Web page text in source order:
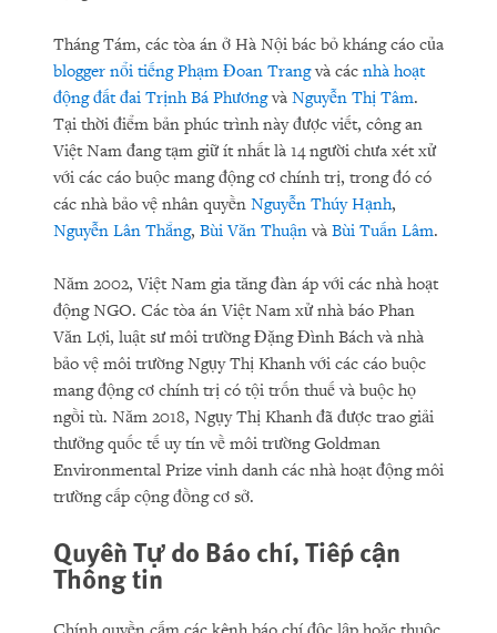
Tháng Tám, các tòa án ở Hà Nội bác bỏ kháng cáo của
blogger nổi tiếng Phạm Đoan Trangvà các nhà hoạt
động đất đai Trịnh Bá Phươngvà Nguyễn Thị Tâm.
Tại thời điểm bản phúc trình này được viết, công an
Việt Nam đang tạm giữ ít nhất là 14 người chưa xét xử
với các cáo buộc mang động cơ chính trị, trong đó có
các nhà bảo vệ nhân quyền Nguyễn Thúy Hạnh,
Nguyễn Lân Thắng, Bùi Văn Thuậnvà Bùi Tuấn Lâm.
Năm 2002, Việt Nam gia tăng đàn áp với các nhà hoạt
động NGO. Các tòa án Việt Nam xử nhà báo Phan
Văn Lợi, luật sư môi trường Đặng Đình Bách và nhà
bảo vệ môi trường Ngụy Thị Khanh với các cáo buộc
mang động cơ chính trị có tội trốn thuế và buộc họ
ngồi tù. Năm 2018, Ngụy Thị Khanh đã được trao giải
thưởng quốc tế uy tín về môi trường Goldman
Environmental Prize vinh danh các nhà hoạt động môi
trường cấp cộng đồng cơ sở.
Quyền Tự do Báo chí, Tiếp cận
Thông tin